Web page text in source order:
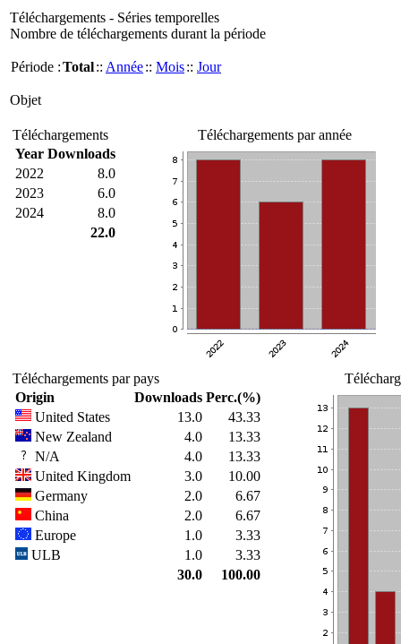
Téléchargements - Séries temporelles
Nombre de téléchargements durant la période
Période :Total:: Année:: Mois:: Jour
Objet
Téléchargements
Year Downloads
2022
8.0
2023
6.0
2024
8.0
22.0
Téléchargements par année
Téléchargements par pays
Origin
Downloads Perc.(%)
United States
13.0
43.33
New Zealand
4.0
13.33
N/A
4.0
13.33
United Kingdom
3.0
10.00
Germany
2.0
6.67
China
2.0
6.67
Europe
1.0
3.33
ULB
1.0
3.33
30.0
100.00